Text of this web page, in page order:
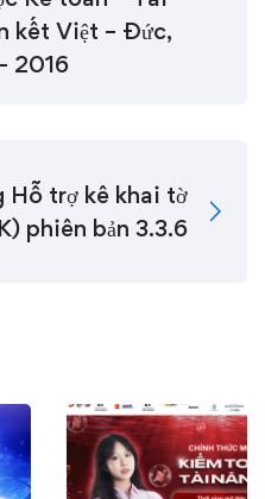
kết Việt – Đức,
2016
Hỗ trợ kê khai tờ
phiên bản 3.3.6